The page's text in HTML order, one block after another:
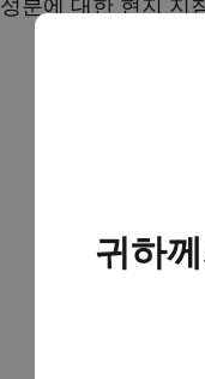
분에 대한 현지
귀하